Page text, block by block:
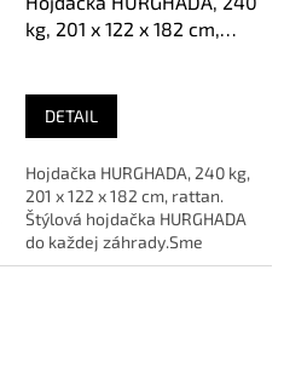
kg, 201 x 122 x 182 cm,
DETAIL
Hojdačka HURGHADA, 240 kg,
201 x 122 x 182 cm, rattan.
Štýlová hojdačka HURGHADA
do každej záhrady.Sme
AUTORIZOVANÝ predajca